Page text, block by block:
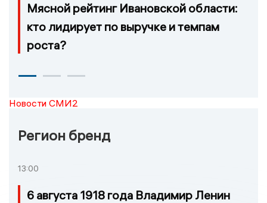
Мясной рейтинг Ивановской области:
кто лидирует по выручке и темпам
роста?
Новости СМИ2
Регион бренд
13:00
6 августа 1918 года Владимир Ленин